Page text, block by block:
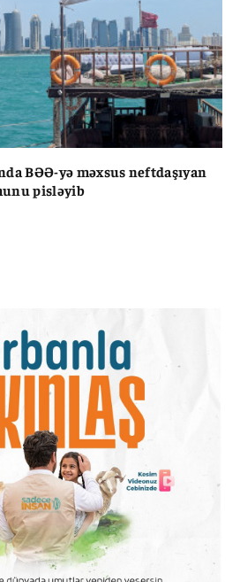
BƏƏ-yə məxsus neftdaşıyan
pisləyib